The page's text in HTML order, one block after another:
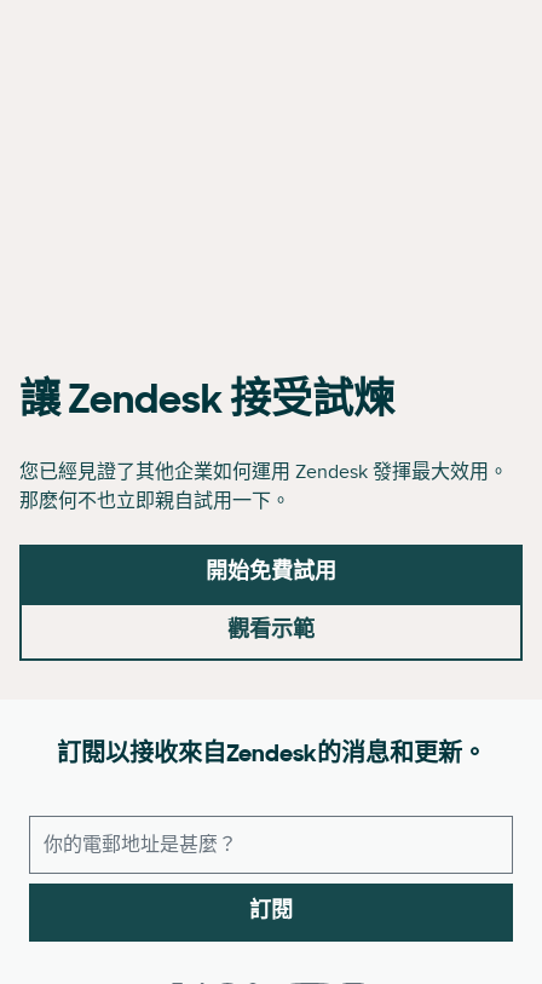
讓 Zendesk 接受試煉
您已經見證了其他企業如何運用 Zendesk 發揮最大效用。
那麽何不也立即親自試用一下。
開始免費試用
觀看示範
訂閱以接收來自Zendesk的消息和更新。
訂閱